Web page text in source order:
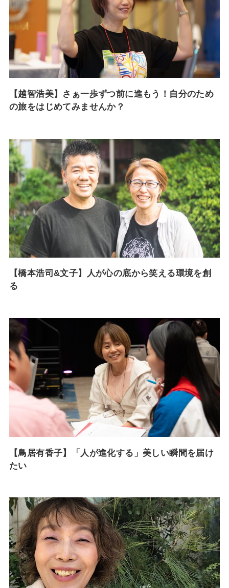
【越智浩美】さぁ一歩ずつ前に進もう！自分のため
の旅をはじめてみませんか？
【橋本浩司&文子】人が心の底から笑える環境を創
る
【鳥居有香子】「人が進化する」美しい瞬間を届け
たい